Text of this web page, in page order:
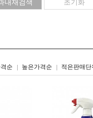
순 높은가격순 적은판매단